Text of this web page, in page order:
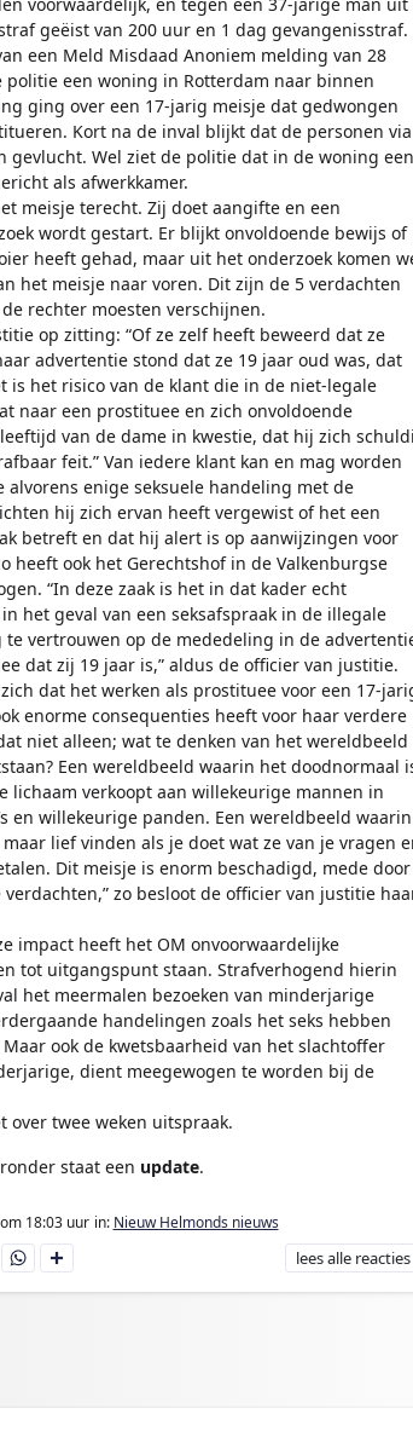
geëist van 200 uur en 1 dag gevangenisstraf.
een Meld Misdaad Anoniem melding van 28
politie een woning in Rotterdam naar binnen
ging over een 17-jarig meisje dat gedwongen
Kort na de inval blijkt dat de personen via
gevlucht. Wel ziet de politie dat in de woning een
als afwerkkamer.
meisje terecht. Zij doet aangifte en een
wordt gestart. Er blijkt onvoldoende bewijs of
heeft gehad, maar uit het onderzoek komen
het meisje naar voren. Dit zijn de 5 verdachten
rechter moesten verschijnen.
op zitting: “Of ze zelf heeft beweerd dat ze
advertentie stond dat ze 19 jaar oud was, dat
is het risico van de klant die in de niet-legale
naar een prostituee en zich onvoldoende
van de dame in kwestie, dat hij zich
feit.” Van iedere klant kan en mag worden
alvorens enige seksuele handeling met de
hij zich ervan heeft vergewist of het een
betreft en dat hij alert is op aanwijzingen voor
heeft ook het Gerechtshof in de Valkenburgse
“In deze zaak is het in dat kader echt
het geval van een seksafspraak in de illegale
te vertrouwen op de mededeling in de
dat zij 19 jaar is,” aldus de officier van justitie.
dat het werken als prostituee voor een 17-
enorme consequenties heeft voor haar verdere
niet alleen; wat te denken van het wereldbeeld
Een wereldbeeld waarin het doodnormaal
lichaam verkoopt aan willekeurige mannen in
en willekeurige panden. Een wereldbeeld waarin
lief vinden als je doet wat ze van je vragen
Dit meisje is enorm beschadigd, mede door
verdachten,” zo besloot de officier van justitie
impact heeft het OM onvoorwaardelijke
tot uitgangspunt staan. Strafverhogend hierin
het meermalen bezoeken van minderjarige
handelingen zoals het seks hebben
ook de kwetsbaarheid van het slachtoffer
dient meegewogen te worden bij de
over twee weken uitspraak.
staat een update.
18:03 uur in: Nieuw Helmonds nieuws
W
ha
D
e
leesalle reacties